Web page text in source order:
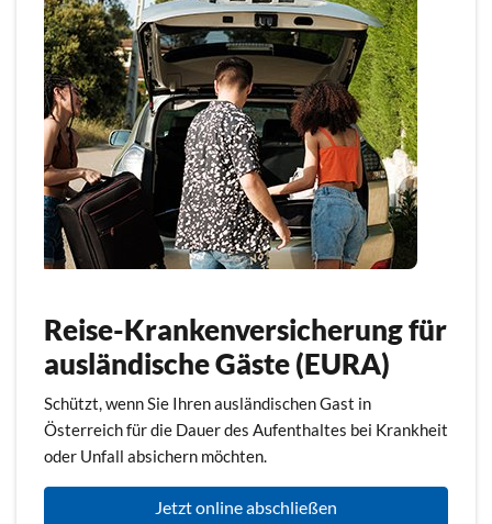
Reise-Krankenversicherung für
ausländische Gäste (EURA)
Schützt, wenn Sie Ihren ausländischen Gast in
Österreich für die Dauer des Aufenthaltes bei Krankheit
oder Unfall absichern möchten.
Jetzt online abschließen